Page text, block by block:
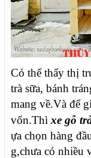
Có thể thấy thị
trà sữa, bánh
mang về.Và để
vốn.Thì xe gỗ
ựa chọn hàng
g,chưa có nhiều